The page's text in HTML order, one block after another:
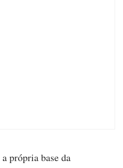
própria base da